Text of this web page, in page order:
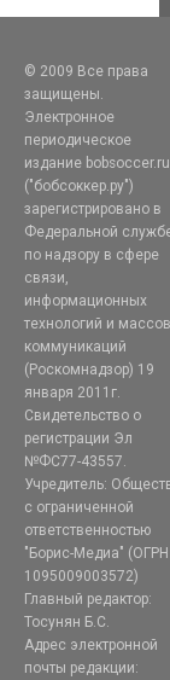
© 2009 Все права
защищены.
Электронное
периодическое
издание bobsoccer.ru
("бобсоккер.ру")
зарегистрировано в
Федеральной
по надзору в сфере
связи,
информационных
технологий и
коммуникаций
(Роскомнадзор) 19
января 2011г.
Свидетельство о
регистрации Эл
№ФС77-43557.
Учредитель:
с ограниченной
ответственностью
"Борис-Медиа" (ОГРН
1095009003572)
Главный редактор:
Тосунян Б.С.
Адрес электронной
почты редакции: